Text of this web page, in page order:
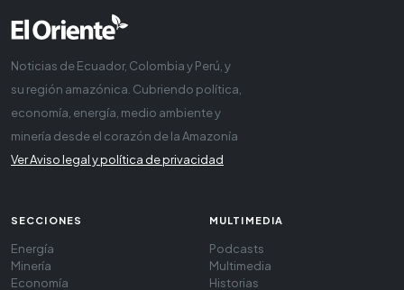
Noticias de Ecuador, Colombia y Perú, y
su región amazónica. Cubriendo política,
economía, energía, medio ambiente y
minería desde el corazón de la Amazonía
Ver Aviso legal y política de privacidad
SECCIONES
Energía
Minería
Economía
MULTIMEDIA
Podcasts
Multimedia
Historias